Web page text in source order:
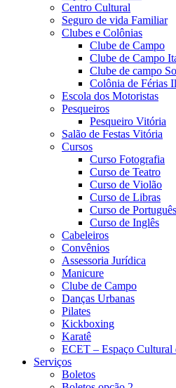
Centro Cultural
Seguro de vida Familiar
Clubes e Colônias
Clube de Campo
Clube de Campo
Clube de campo
Colônia de Férias
Escola dos Motoristas
Pesqueiros
Pesqueiro Vitória
Salão de Festas Vitória
Cursos
Curso Fotografia
Curso de Teatro
Curso de Violão
Curso de Libras
Curso de Português
Curso de Inglês
Cabeleiros
Convênios
Assessoria Jurídica
Manicure
Clube de Campo
Danças Urbanas
Pilates
Kickboxing
Karatê
ECET – Espaço Cultural
Serviços
Boletos